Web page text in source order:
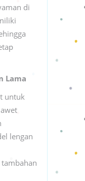
di
Lama
untuk
lengan